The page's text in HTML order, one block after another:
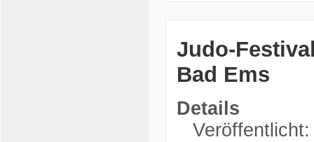
Judo-
Bad Ems
Details